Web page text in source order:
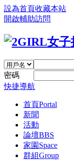
設為首頁收藏本站
開啟輔助訪問
密碼
快捷導航
首頁Portal
新聞
活動
論壇BBS
家園 Space
群組Group